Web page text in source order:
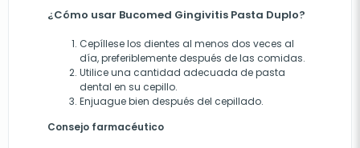
¿Cómo usar Bucomed Gingivitis Pasta Duplo?
Cepíllese los dientes al menos dos veces al
día, preferiblemente después de las comidas.
Utilice una cantidad adecuada de pasta
dental en su cepillo.
Enjuague bien después del cepillado.
Consejo farmacéutico